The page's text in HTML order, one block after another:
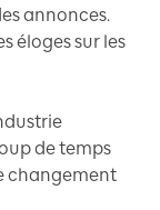
annonces.
éloges sur les
de temps
changement